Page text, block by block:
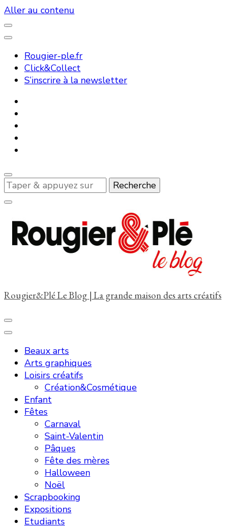
Aller au contenu
Rougier-ple.fr
Click&Collect
S’inscrire à la newsletter
Vous
recherchiez
quelque
chose
Rougier&Plé Le Blog | La grande maison des arts créatifs
Beaux arts
Arts graphiques
Loisirs créatifs
Création&Cosmétique
Enfant
Fêtes
Carnaval
Saint-Valentin
Pâques
Fête des mères
Halloween
Noël
Scrapbooking
Expositions
Etudiants